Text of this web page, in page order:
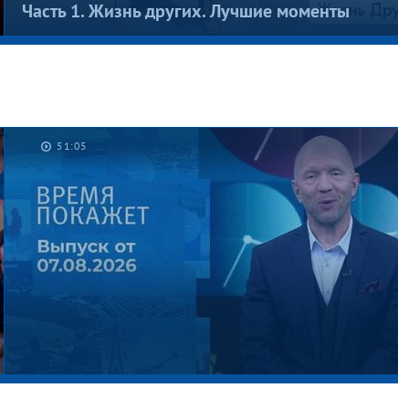
Часть 1. Жизнь других. Лучшие моменты
51:05